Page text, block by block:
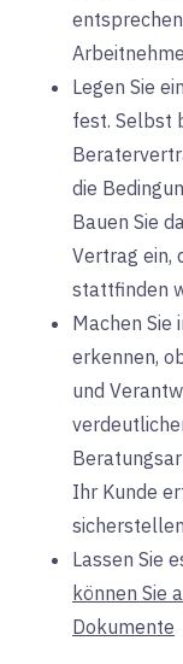
Legen Sie
fest. Selbst
die
Bauen Sie
Vertrag ein,
stattfinden
Machen Sie
erkennen,
und
Ihr Kunde
Lassen Sie
können Sie
Dokumente